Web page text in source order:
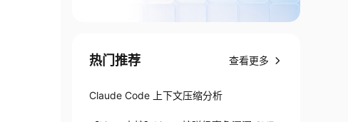
热门推荐 查看更多
Claude Code 上下文压缩分析